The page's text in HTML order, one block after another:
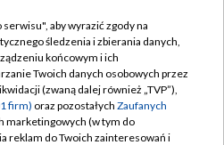
TVP
TVP
prywatności
zgody
aby wyrazić zgody na
śledzenia i zbierania danych,
końcowym i ich
Twoich danych osobowych przez
(zwaną dalej również „TVP”),
firm) oraz pozostałych Zaufanych
marketingowych (w tym do
reklam do Twoich zainteresowań i